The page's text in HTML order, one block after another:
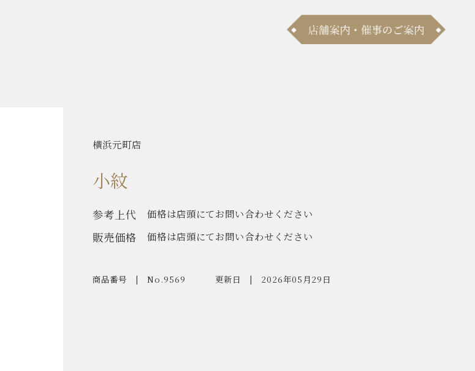
横浜元町店
小紋
参考上代 価格は店頭にてお問い合わせください
販売価格 価格は店頭にてお問い合わせください
商品番号 No.9569 更新日 2026年05月29日